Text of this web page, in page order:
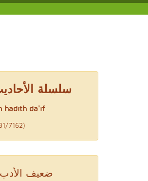
سلسلة
hadith da'if
7162)
ضعيف الأدب